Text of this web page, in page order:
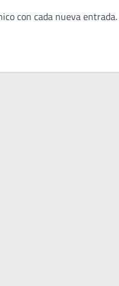
con cada nueva entrada.